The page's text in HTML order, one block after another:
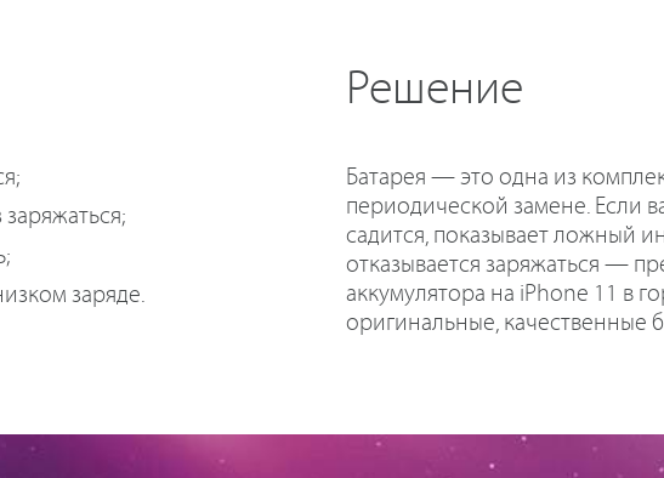
заряде.
Решение
Батарея — это одна из
периодической замене. Если
садится, показывает ложный
отказывается заряжаться —
аккумулятора на iPhone 11 в
оригинальные, качественные